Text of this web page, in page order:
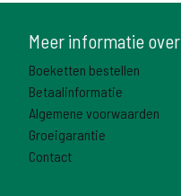
Meer informatie over
Boeketten bestellen
Betaalinformatie
Algemene voorwaarden
Groeigarantie
Contact